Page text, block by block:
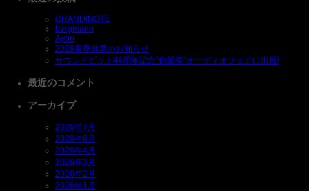
GRANDINOTE
bergmann
Ayon
2026夏季休業のお知らせ
サウンドピット44周年記念”創業祭”オーディオフェアに出展!
最近のコメント
アーカイブ
2026年7月
2026年6月
2026年4月
2026年3月
2026年2月
2026年1月